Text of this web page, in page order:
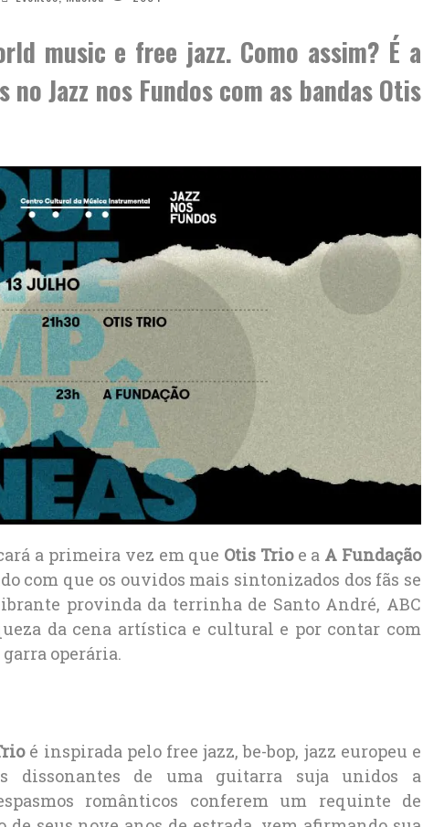
music e free jazz. Como assim? É a
noJazz nos Fundoscom as bandasOtis
a primeira vez em que Otis Trioe a A Fundação
com que os ouvidos mais sintonizados dos fãs se
provinda da terrinha de Santo André, ABC
da cena artística e cultural e por contar com
operária.
é inspirada pelo free jazz, be-bop, jazz europeu e
dissonantes de uma guitarra suja unidos a
românticos conferem um requinte de